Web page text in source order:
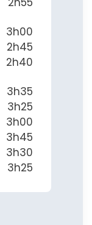
3h00
2h45
2h40
3h35
3h25
3h00
3h45
3h30
3h25